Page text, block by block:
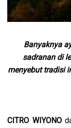
Banyaknya
sadranan di
menyebut tradisi
CITRO WIYONO